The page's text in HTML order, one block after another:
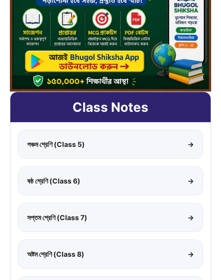
Class Notes
পঞ্চম শ্রেণি (Class 5) →
ষষ্ঠ শ্রেণি (Class 6) →
সপ্তম শ্রেণি (Class 7) →
অষ্টম শ্রেণি (Class 8) →